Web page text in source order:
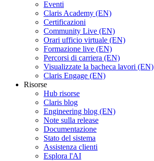
Eventi
Claris Academy (EN)
Certificazioni
Community Live (EN)
Orari ufficio virtuale (EN)
Formazione live (EN)
Percorsi di carriera (EN)
Visualizzate la bacheca lavori (EN)
Claris Engage (EN)
Risorse
Hub risorse
Claris blog
Engineering blog (EN)
Note sulla release
Documentazione
Stato del sistema
Assistenza clienti
Esplora l'AI